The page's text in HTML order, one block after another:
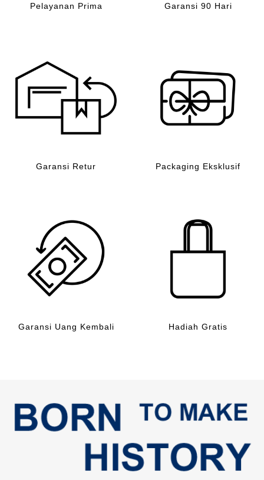
Pelayanan Prima Garansi 90 Hari
Garansi Retur Packaging Eksklusif
Garansi Uang Kembali Hadiah Gratis